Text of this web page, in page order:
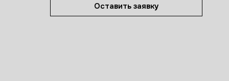
Оставить заявку